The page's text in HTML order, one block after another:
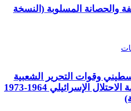
والحصانة المسلوبة (النسخة
وقوات التحرير الشعبية
ودورهما في مقاومة الاحتلال الإسرائيلي 1964-1973